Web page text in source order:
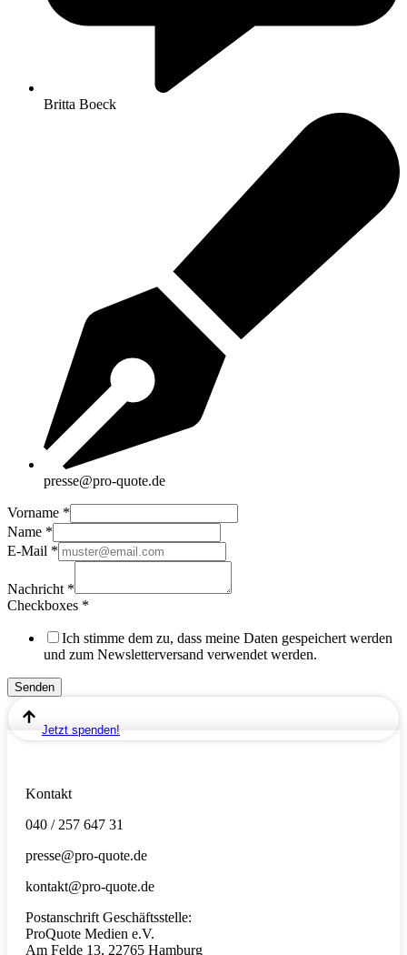
Britta Boeck
presse@pro-quote.de
Vorname *
Name *
E-Mail *
Nachricht *
Checkboxes *
Ich stimme dem zu, dass meine Daten gespeichert werden
und zum Newsletterversand verwendet werden.
Senden
Jetzt spenden!
Kontakt
040 / 257 647 31
presse@pro-quote.de
kontakt@pro-quote.de
Postanschrift Geschäftsstelle:
ProQuote Medien e.V.
Am Felde 13, 22765 Hamburg